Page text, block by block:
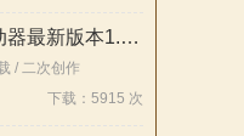
WSE2启动器最新版本1.1.5.0
/ 二次创作
下载：5915 次